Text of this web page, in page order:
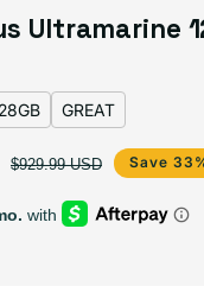
disponible
disponible
disponible
256GB
+6,00 US$
Agotado
+36,00
Ultramarine
GREAT
$929.99 USD Save